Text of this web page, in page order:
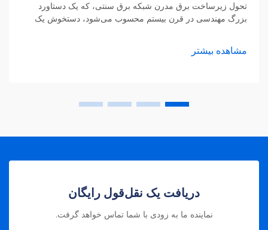
تحول زیرساخت برق مدرن شبکه برق سنتی، که یک دستاورد
بزرگ مهندسی در قرن بیستم محسوب می‌شود، دستخوش یک
پیشرفت‌های زیرساختی در قرن بیست‌ویکم محسوب می‌شود که
امنیت، کارایی و پایداری تأمین انرژی را به‌طور چشمگیری
مشاهده بیشتر
دریافت یک نقل‌قول رایگان
نماینده ما به زودی با شما تماس خواهد گرفت.